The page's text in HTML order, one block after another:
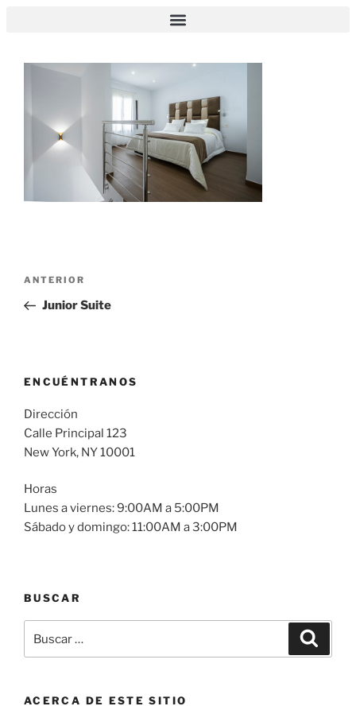
ANTERIOR
Junior Suite
ENCUÉNTRANOS
Dirección
Calle Principal 123
New York, NY 10001
Horas
Lunes a viernes: 9:00AM a 5:00PM
Sábado y domingo: 11:00AM a 3:00PM
BUSCAR
ACERCA DE ESTE SITIO